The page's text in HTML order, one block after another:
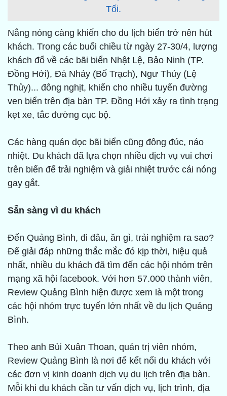
Tối.
Nắng nóng càng khiến cho du lịch biển trở nên hút
khách. Trong các buổi chiều từ ngày 27-30/4, lượng
khách đổ về các bãi biển Nhật Lệ, Bảo Ninh (TP.
Đồng Hới), Đá Nhảy (Bố Trạch), Ngư Thủy (Lệ
Thủy)... đông nghịt, khiến cho nhiều tuyến đường
ven biển trên địa bàn TP. Đồng Hới xảy ra tình trạng
kẹt xe, tắc đường cục bộ.
Các hàng quán dọc bãi biển cũng đông đúc, náo
nhiệt. Du khách đã lựa chọn nhiều dịch vụ vui chơi
trên biển để trải nghiệm và giải nhiệt trước cái nóng
gay gắt.
Sẵn sàng vì du khách
Đến Quảng Bình, đi đâu, ăn gì, trải nghiệm ra sao?
Để giải đáp những thắc mắc đó kịp thời, hiệu quả
nhất, nhiều du khách đã tìm đến các hội nhóm trên
mạng xã hội facebook. Với hơn 57.000 thành viên,
Review Quảng Bình hiện được xem là một trong
các hội nhóm trực tuyến lớn nhất về du lịch Quảng
Bình.
Theo anh Bùi Xuân Thoan, quản trị viên nhóm,
Review Quảng Bình là nơi để kết nối du khách với
các đơn vị kinh doanh dịch vụ du lịch trên địa bàn.
Mỗi khi du khách cần tư vấn dịch vụ, lịch trình, địa